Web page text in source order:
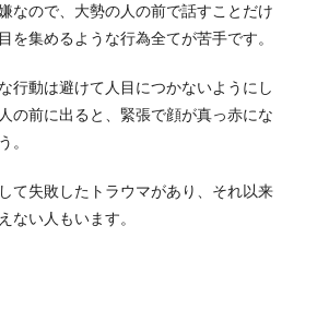
なので、大勢の人の前で話すことだけ
を集めるような行為全てが苦手です。
行動は避けて人目につかないようにし
の前に出ると、緊張で顔が真っ赤にな
。
て失敗したトラウマがあり、それ以来
ない人もいます。